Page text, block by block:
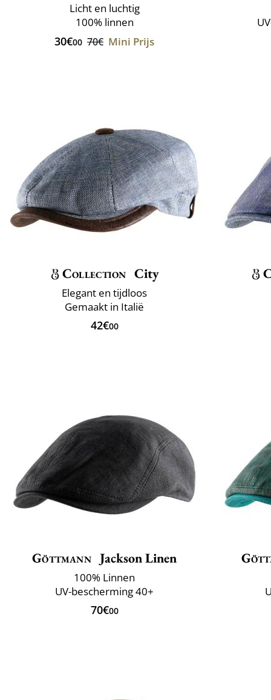
Licht en luchtig
100% linnen
30€00 70€ Mini Prijs
Collection City
Elegant en tijdloos
Gemaakt in Italië
42€00
Göttmann Jackson Linen
100% Linnen
UV-bescherming 40+
70€00